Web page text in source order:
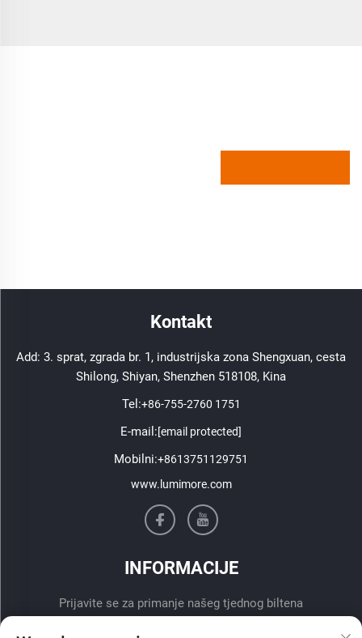
Kontakt
Add: 3. sprat, zgrada br. 1, industrijska zona Shengxuan, cesta
Shilong, Shiyan, Shenzhen 518108, Kina
Tel:+86-755-2760 1751
E-mail:[email protected]
Mobilni:+8613751129751
www.lumimore.com
INFORMACIJE
Prijavite se za primanje našeg tjednog biltena